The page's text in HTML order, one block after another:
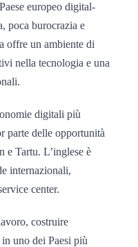
europeo digital-
poca burocrazia e
offre un ambiente di
nella tecnologia e una
digitali più
parte delle opportunità
e Tartu. L’inglese è
internazionali,
center.
costruire
uno dei Paesi più